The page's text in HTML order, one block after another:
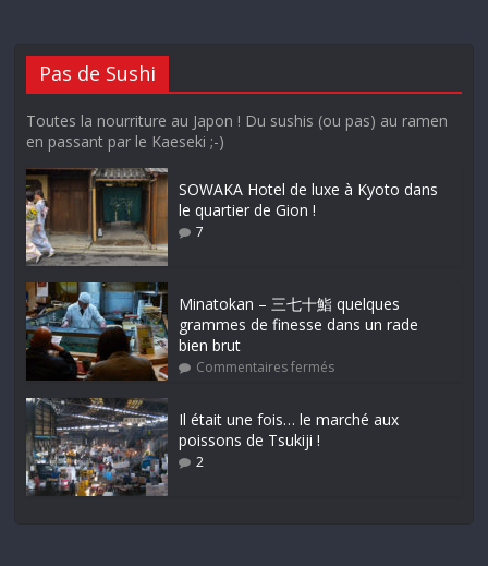
Pas de Sushi
Toutes la nourriture au Japon ! Du sushis (ou pas) au ramen
en passant par le Kaeseki ;-)
SOWAKA Hotel de luxe à Kyoto dans
le quartier de Gion !
7
Minatokan – 三七十鮨 quelques
grammes de finesse dans un rade
bien brut
Commentaires fermés
Il était une fois… le marché aux
poissons de Tsukiji !
2